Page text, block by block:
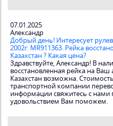
07.01.2025
Александр
Добрый день! Интересует
2002г. MR911363. Рейка
Казахстан ? Какая цена?
Здравствуйте, Александр! В
восстановленная рейка на Ваш
Казахстан возможна.
транспортной компании
информации свяжитесь с нами
удовольствием Вам поможем.